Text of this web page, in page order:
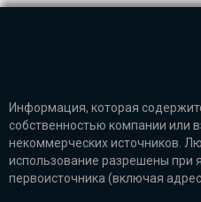
Информация, которая
собственностью компании или
некоммерческих источников.
использование разрешены при
первоисточника (включая